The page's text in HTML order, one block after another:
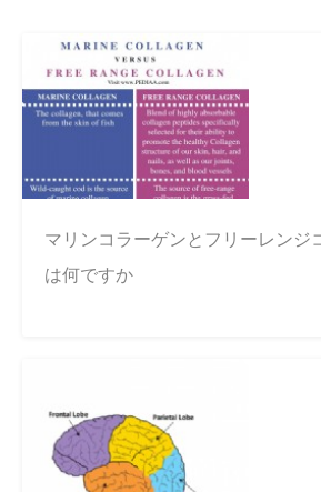
マリンコラーゲンとフリーレンジ
は何ですか